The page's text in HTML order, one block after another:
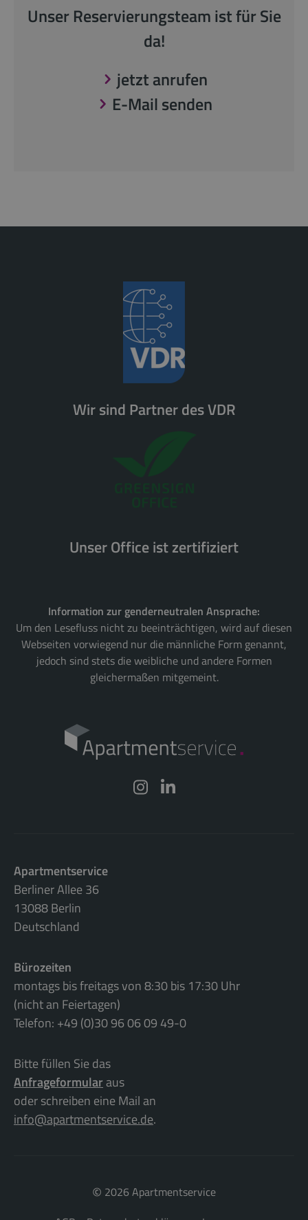
Unser Reservierungsteam ist für Sie
da!
jetzt anrufen
E-Mail senden
Wir sind Partner des VDR
Unser Office ist zertifiziert
Information zur genderneutralen Ansprache:
Um den Lesefluss nicht zu beeinträchtigen, wird auf diesen
Webseiten vorwiegend nur die männliche Form genannt,
jedoch sind stets die weibliche und andere Formen
gleichermaßen mitgemeint.
Apartmentservice
Berliner Allee 36
13088 Berlin
Deutschland
Bürozeiten
montags bis freitags von 8:30 bis 17:30 Uhr
(nicht an Feiertagen)
Telefon: +49 (0)30 96 06 09 49-0
Bitte füllen Sie das
Anfrageformularaus
oder schreiben eine Mail an
info@apartmentservice.de.
© 2026 Apartmentservice